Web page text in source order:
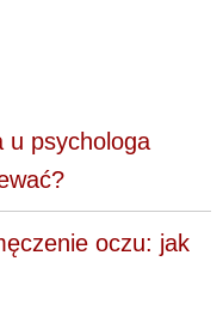
u psychologa
oczu: jak